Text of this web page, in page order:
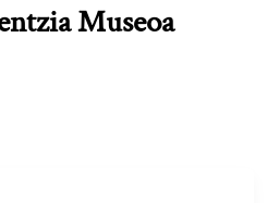
Museoa